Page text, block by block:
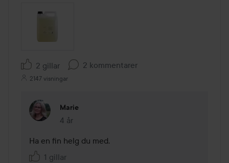
2 gillar 2 kommentarer
2147 visningar
Marie
4 år
Kommentaren lades 4 år
Ha en fin helg du med.
1 gillar